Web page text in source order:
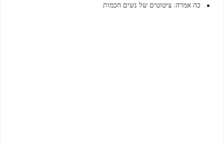
כה אמרה: ציטוטים של נשים חכמות